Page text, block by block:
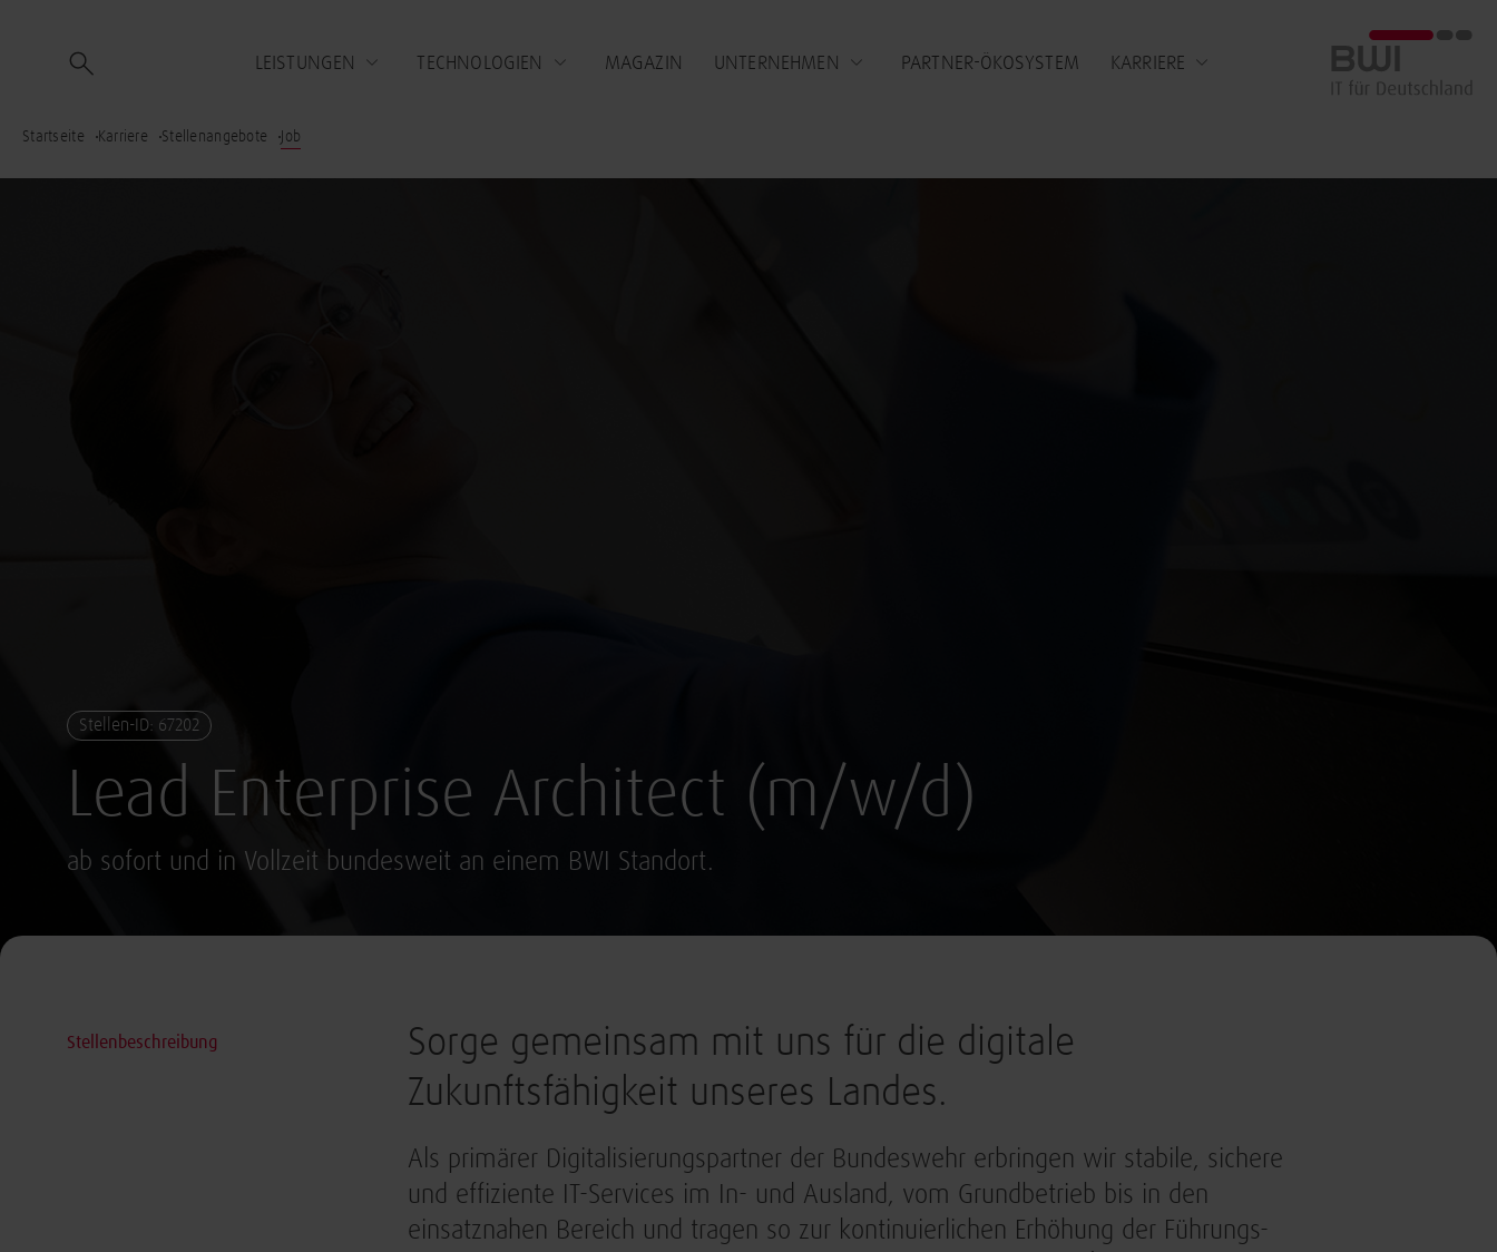
LEISTUNGEN TECHNOLOGIEN MAGAZIN UNTERNEHMEN PARTNER-ÖKOSYSTEM KARRIERE
BWI GmbH
Startseite Karriere Stellenangebote Job
Stellen-ID: 67202
Lead Enterprise Architect (m/w/d)
ab sofort und in Vollzeit bundesweit an einem BWI Standort.
Stellenbeschreibung
Sorge gemeinsam mit uns für die digitale
Zukunftsfähigkeit unseres Landes.
Als primärer Digitalisierungspartner der Bundeswehr erbringen wir stabile, sichere
und effiziente IT-Services im In- und Ausland, vom Grundbetrieb bis in den
einsatznahen Bereich und tragen so zur kontinuierlichen Erhöhung der Führungs-